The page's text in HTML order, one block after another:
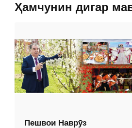
Ҳамчунин дигар
Пешвои Наврӯз